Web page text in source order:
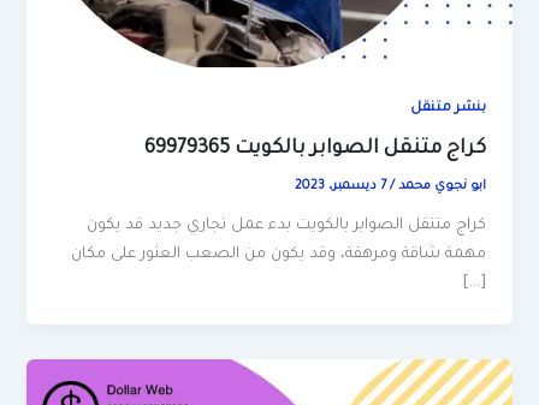
بنشر متنقل
كراج متنقل الصوابر بالكويت 69979365
ابو نجوي محمد/7 ديسمبر، 2023
كراج متنقل الصوابر بالكويت بدء عمل تجاري جديد قد يكون
مهمة شاقة ومرهقة، وقد يكون من الصعب العثور على مكان
[…]